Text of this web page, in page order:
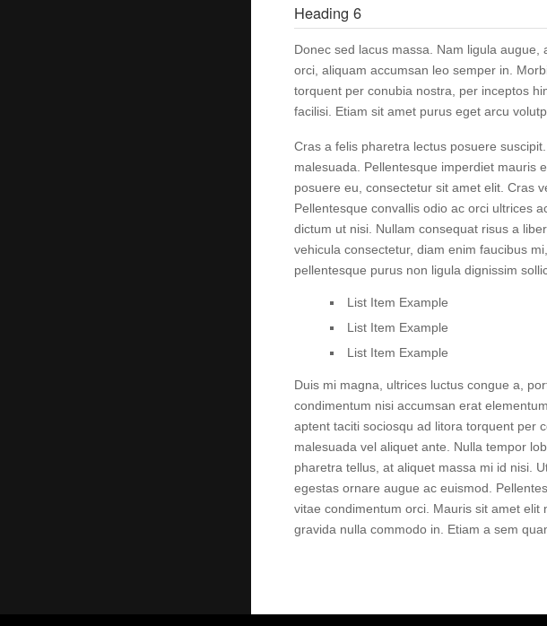
Heading 6
Donec sed lacus massa. Nam ligula
orci, aliquam accumsan leo semper in.
torquent per conubia nostra, per inceptos
facilisi. Etiam sit amet purus eget arcu
Cras a felis pharetra lectus posuere
malesuada. Pellentesque imperdiet mauris
posuere eu, consectetur sit amet elit. Cras
Pellentesque convallis odio ac orci ultrices
dictum ut nisi. Nullam consequat risus a
vehicula consectetur, diam enim faucibus
pellentesque purus non ligula dignissim
List Item Example
List Item Example
List Item Example
Duis mi magna, ultrices luctus congue a,
condimentum nisi accumsan erat
aptent taciti sociosqu ad litora torquent per
malesuada vel aliquet ante. Nulla tempor
pharetra tellus, at aliquet massa mi id nisi.
egestas ornare augue ac euismod.
vitae condimentum orci. Mauris sit amet
gravida nulla commodo in. Etiam a sem